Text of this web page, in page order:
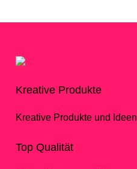
Kreative Produkte
Kreative Produkte und Ideen
Top Qualität